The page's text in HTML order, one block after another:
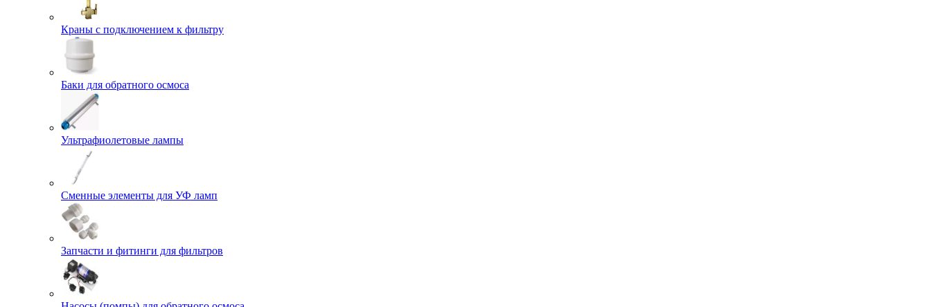
Краны с подключением к фильтру
Баки для обратного осмоса
Ультрафиолетовые лампы
Сменные элементы для УФ ламп
Запчасти и фитинги для фильтров